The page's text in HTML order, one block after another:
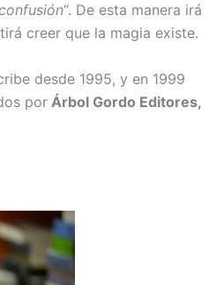
“. De esta manera irá
creer que la magia existe.
desde 1995, y en 1999
por Árbol Gordo Editores,